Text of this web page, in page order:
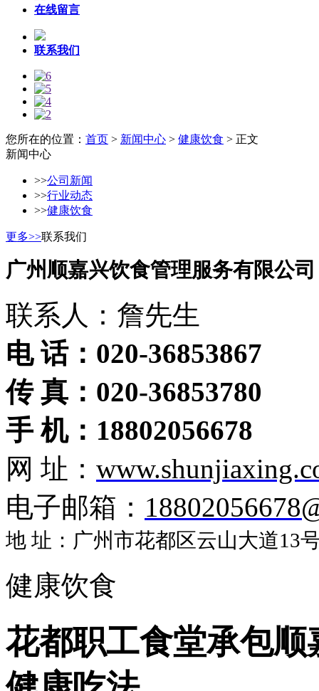
在线留言
联系我们
您所在的位置： 首页 > 新闻中心 > 健康饮食 > 正文
新闻中心
>>公司新闻
>>行业动态
>>健康饮食
更多>>联系我们
广州顺嘉兴饮食管理服务有限公司
联系人：詹先生
电 话：020-36853867
传 真：020-36853780
手 机：18802056678
网 址：
电子邮箱：
地 址：广州市花都区云山大道13
健康饮食
花都职工食堂承包